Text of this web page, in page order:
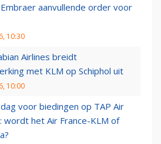
aanvullende order voor
10:30
Airlines breidt
met KLM op Schiphol uit
10:00
voor biedingen op TAP Air
wordt het Air France-KLM of